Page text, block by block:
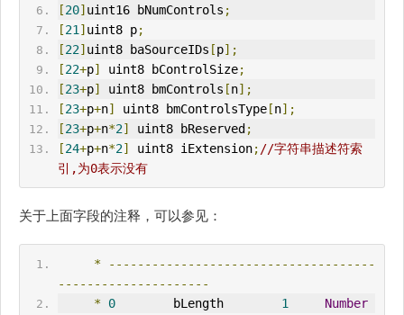
[20] uint16 bNumControls ;
[21] uint8 p;
[22] uint8 baSourceIDs [p];
[22+p] uint8 bControlSize;
[23+p] uint8 bmControls [n];
[23+p+n] uint8 bmControlsType[n];
[23+p+n*2] uint8 bReserved ;
[24+p+n*2] uint8 iExtension;//字符串描述符索
引,为0表示没有
关于上面字段的注释，可以参见：
*
-------------------------------------
---------------------
* 0
        bLength
1
Number